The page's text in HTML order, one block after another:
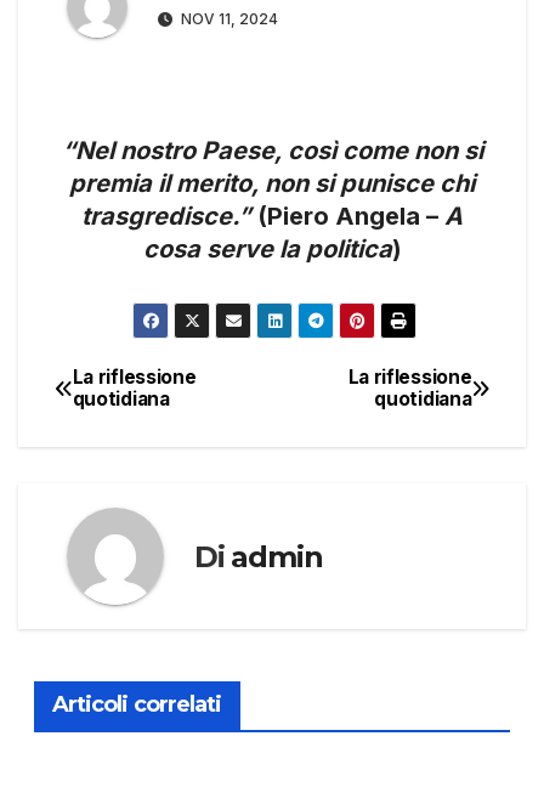
NOV 11, 2024
“Nel nostro Paese, così come non si
premia il merito, non si punisce chi
trasgredisce.”(Piero Angela – A
cosa serve la politica)
Navigazione
La riflessione
quotidiana
La riflessione
quotidiana
Di admin
Articoli correlati